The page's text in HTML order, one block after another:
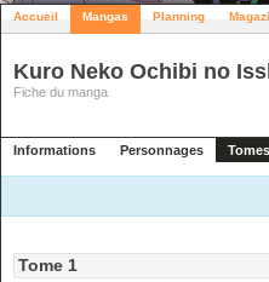
Accueil Mangas Planning
Kuro Neko Ochibi no
Fiche du manga
Informations Personnages Tomes
Tome 1